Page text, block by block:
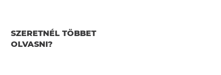
SZERETNÉL TÖBBET
OLVASNI?